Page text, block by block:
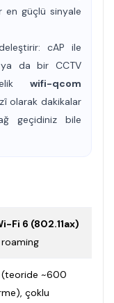
en güçlü sinyale
cAP ile
da bir CCTV
wifi-qcom
olarak dakikalar
geçidiniz bile
Fi 6 (802.11ax)
roaming
(teoride ~600
çoklu